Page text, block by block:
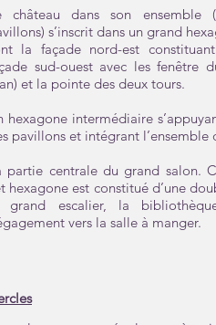
château dans son ensemble
s’inscrit dans un grand
la façade nord-est
sud-ouest avec les fenêtre
et la pointe des deux tours.
hexagone intermédiaire
pavillons et intégrant l’ensemble
partie centrale du grand salon.
hexagone est constitué d’une
grand escalier, la
vers la salle à manger.